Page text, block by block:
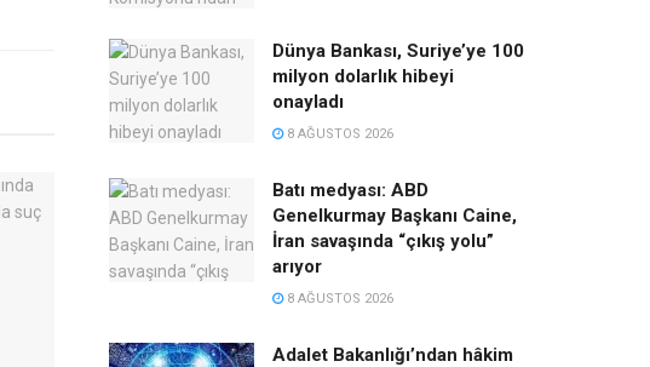
Dünya Bankası, Suriye’ye 100
milyon dolarlık hibeyi
onayladı
8 AĞUSTOS 2026
Batı medyası: ABD
Genelkurmay Başkanı Caine,
İran savaşında “çıkış yolu”
arıyor
8 AĞUSTOS 2026
Adalet Bakanlığı’ndan hâkim